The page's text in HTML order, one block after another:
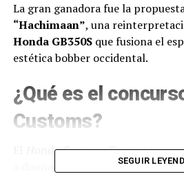
La gran ganadora fue la
“Hachimaan”, una
Honda GB350Sque fusiona el
estética bobber occidental.
¿Qué es el
Customs?
Honda Customs Contestes un
a diseñadores, constructores y
SEGUIR